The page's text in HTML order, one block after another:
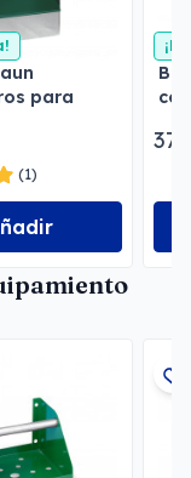
para
(1)